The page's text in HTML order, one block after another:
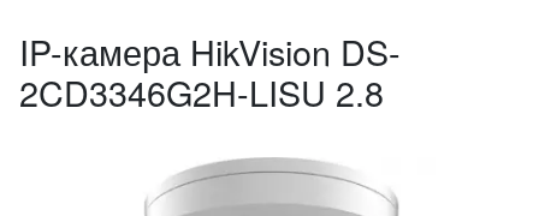
IP-камера HikVision DS-
2CD3346G2H-LISU 2.8